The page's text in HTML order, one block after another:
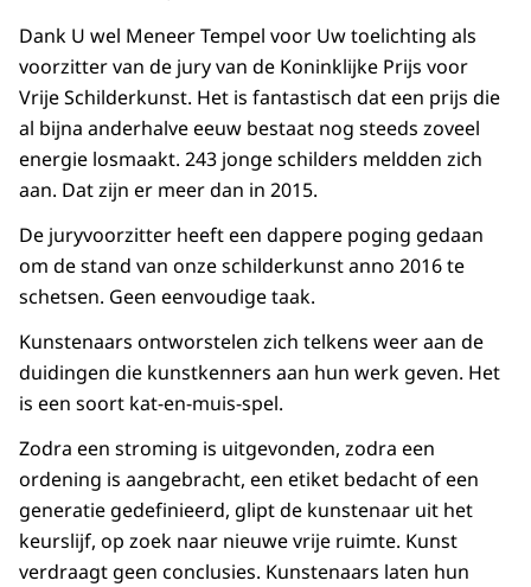
Dank U wel Meneer Tempel voor Uw toelichting als
voorzitter van de jury van de Koninklijke Prijs voor
Vrije Schilderkunst. Het is fantastisch dat een prijs die
al bijna anderhalve eeuw bestaat nog steeds zoveel
energie losmaakt. 243 jonge schilders meldden zich
aan. Dat zijn er meer dan in 2015.
De juryvoorzitter heeft een dappere poging gedaan
om de stand van onze schilderkunst anno 2016 te
schetsen. Geen eenvoudige taak.
Kunstenaars ontworstelen zich telkens weer aan de
duidingen die kunstkenners aan hun werk geven. Het
is een soort kat-en-muis-spel.
Zodra een stroming is uitgevonden, zodra een
ordening is aangebracht, een etiket bedacht of een
generatie gedefinieerd, glipt de kunstenaar uit het
keurslijf, op zoek naar nieuwe vrije ruimte. Kunst
verdraagt geen conclusies. Kunstenaars laten hun